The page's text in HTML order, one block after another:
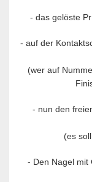
- das gelöste
- auf der
(wer auf
- nun den
(es
- Den Nagel mit